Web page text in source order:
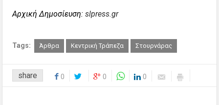
Αρχική Δημοσίευση:slpress.gr
Tags: Άρθρα Κεντρική Τράπεζα Στουρνάρας
share 0 0 0